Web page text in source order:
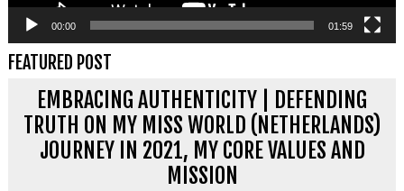
00:00 01:59
FEATURED POST
EMBRACING AUTHENTICITY | DEFENDING
TRUTH ON MY MISS WORLD (NETHERLANDS)
JOURNEY IN 2021, MY CORE VALUES AND
MISSION